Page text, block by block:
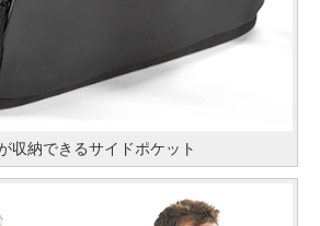
収納できるサイドポケット